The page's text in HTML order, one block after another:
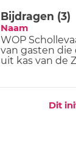
Bijdragen (3)
Naam
WOP
van gasten die
uit kas van de
Dit